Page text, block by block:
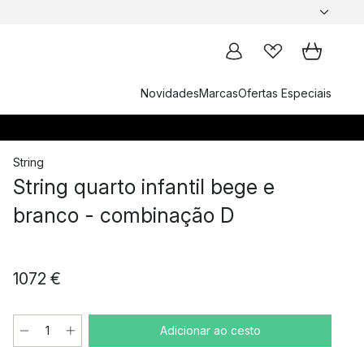
NovidadesMarcasOfertas Especiais
String
String quarto infantil bege e
branco - combinação D
1072 €
Adicionar ao cesto